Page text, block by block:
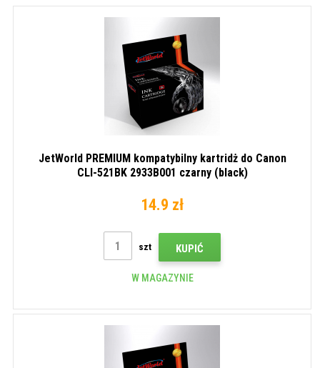
JetWorld PREMIUM kompatybilny kartridż do Canon
CLI-521BK 2933B001 czarny (black)
14.9 zł
szt KUPIĆ
W MAGAZYNIE